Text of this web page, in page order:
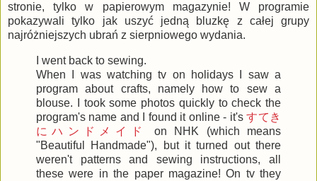
stronie, tylko w papierowym magazynie! W programie
pokazywali tylko jak uszyć jedną bluzkę z całej grupy
najróżniejszych ubrań z sierpniowego wydania.
I went back to sewing.
When I was watching tv on holidays I saw a
program about crafts, namely how to sew a
blouse. I took some photos quickly to check the
program's name and I found it online - it'sすてき
にハンドメイド
on NHK (which means
"Beautiful Handmade"), but it turned out there
weren't patterns and sewing instructions, all
these were in the paper magazine! On tv they